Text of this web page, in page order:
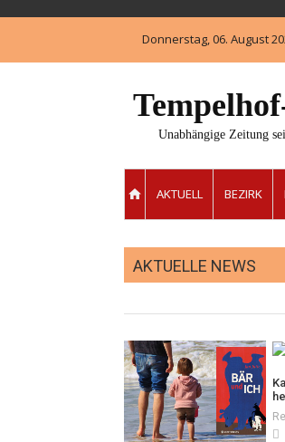
Donnerstag, 06. August
Unabhängige Zeitung
AKTUELL BEZIRK
AKTUELLE NEWS